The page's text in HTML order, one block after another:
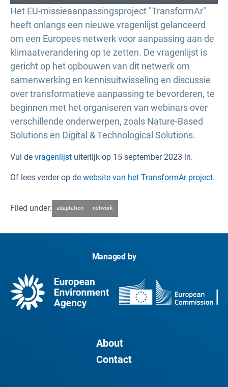
Het EU-missieaanpassingsproject "TransformAr"
heeft onlangs een nieuwe vragenlijst gelanceerd
om een Europees netwerk voor aanpassing aan de
klimaatverandering op te zetten. De vragenlijst is
gericht op het opbouwen van dit netwerk om
samenwerking en kennisuitwisseling en discussie
over transformatieve aanpassing te bevorderen, te
beginnen met het organiseren van webinars over
verschillende onderwerpen, zoals Nature-Based
Solutions en Digital & Technological Solutions.
Vul de vragenlijst uiterlijk op 15 september 2023 in.
Of lees verder op de website van het TransformAr-project.
Filed under: adaptation network
Managed by
About
Contact